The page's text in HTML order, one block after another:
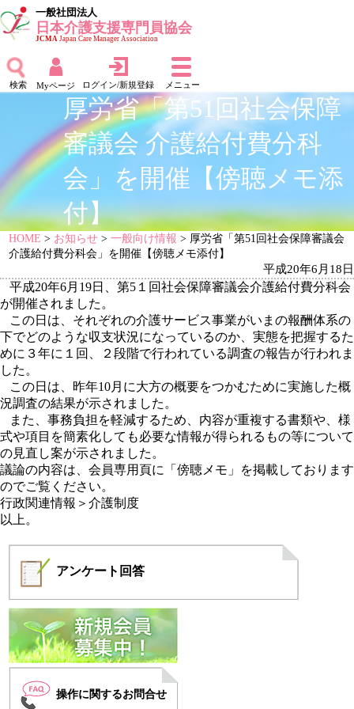
一般社団法人
日本介護支援専門員協会
JCMAJapan Care Manager Association
検索 Myページ ログイン/新規登録 メニュー
厚労省「第51回社会保障
審議会 介護給付費分科
会」を開催【傍聴メモ添
付】
HOME > お知らせ >一般向け情報 > 厚労省「第51回社会保障審議会
介護給付費分科会」を開催【傍聴メモ添付】
平成20年6月18日
平成20年6月19日、第5１回社会保障審議会介護給付費分科会
が開催されました。
この日は、それぞれの介護サービス事業がいまの報酬体系の
下でどのような収支状況になっているのか、実態を把握するた
めに３年に１回、２段階で行われている調査の報告が行われま
した。
この日は、昨年10月に大方の概要をつかむために実施した概
況調査の結果が示されました。
また、事務負担を軽減するため、内容が重複する書類や、様
式や項目を簡素化しても必要な情報が得られるもの等について
の見直し案が示されました。
議論の内容は、 会員専用頁に「傍聴メモ」を掲載しております
のでご覧ください。
行政関連情報＞介護制度
以上。
アンケート 回答
操作に関するお問合せ